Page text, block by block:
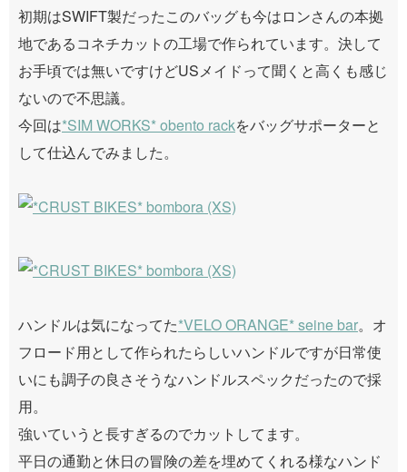
初期はSWIFT製だったこのバッグも今はロンさんの本拠
地であるコネチカットの工場で作られています。決して
お手頃では無いですけどUSメイドって聞くと高くも感じ
ないので不思議。
今回は*SIM WORKS* obento rackをバッグサポーターと
して仕込んでみました。
ハンドルは気になってた*VELO ORANGE* seine bar。オ
フロード用として作られたらしいハンドルですが日常使
いにも調子の良さそうなハンドルスペックだったので採
用。
強いていうと長すぎるのでカットしてます。
平日の通勤と休日の冒険の差を埋めてくれる様なハンド